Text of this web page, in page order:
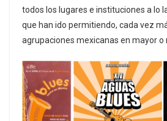
todos los lugares e instituciones a lo
que han ido permitiendo, cada vez
agrupaciones mexicanas en mayor o